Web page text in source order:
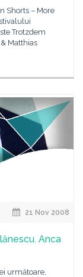
Shorts – More
Trotzdem
Matthias
21 Nov 2008
Anca
următoare,